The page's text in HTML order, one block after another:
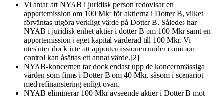
Vi antar att NYAB i juridisk person redovisar en
apportemission om 100 Mkr för aktierna i Dotter B, vilket
förväntas utgöra verkligt värde på Dotter B. Således har
NYAB i juridisk enhet aktier i dotter B om 100 Mkr samt en
apportemission i eget kapital värderad till 100 Mkr. Vi
utesluter dock inte att apportemissionen under common
control kan åsättas ett annat värde.[2]
NYAB-koncernen tar dock endast upp de koncernmässiga
värden som finns i Dotter B om 40 Mkr, såsom i scenariot
med refinansiering enligt ovan.
NYAB eliminerar 100 Mkr avseende aktier i Dotter B mot